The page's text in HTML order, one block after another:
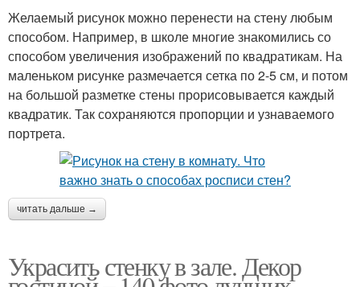
Желаемый рисунок можно перенести на стену любым
способом. Например, в школе многие знакомились со
способом увеличения изображений по квадратикам. На
маленьком рисунке размечается сетка по 2-5 см, и потом
на большой разметке стены прорисовывается каждый
квадратик. Так сохраняются пропорции и узнаваемого
портрета.
читать дальше →
Украсить стенку в зале. Декор